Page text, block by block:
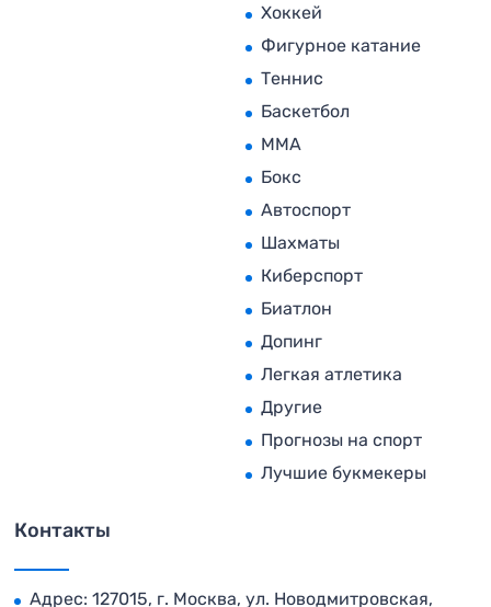
Хоккей
Фигурное катание
Теннис
Баскетбол
MMA
Бокс
Автоспорт
Шахматы
Киберспорт
Биатлон
Допинг
Легкая атлетика
Другие
Прогнозы на спорт
Лучшие букмекеры
Контакты
Адрес: 127015, г. Москва, ул. Новодмитровская,